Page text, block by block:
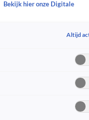
Bekijk hier onze Digitale
Altijd